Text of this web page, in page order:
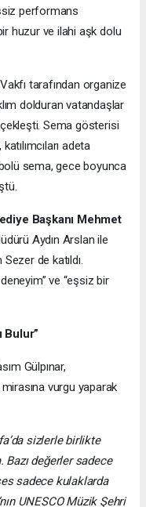
performans
huzur ve ilahi aşk dolu
tarafından organize
dolduran vatandaşlar
Sema gösterisi
adeta
sema, gece boyunca
Başkanı Mehmet
Aydın Arslan ile
de katıldı.
ve “eşsiz bir
Bulur”
Gülpınar,
vurgu yaparak
sizlerle birlikte
değerler sadece
sadece kulaklarda
UNESCO Müzik Şehri